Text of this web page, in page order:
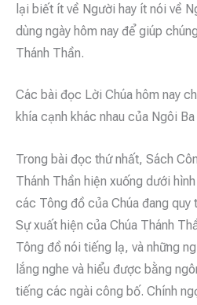
lại biết ít về Người hay ít nói về
dùng ngày hôm nay để giúp
Thánh Thần.
Các bài đọc Lời Chúa hôm nay
khía cạnh khác nhau của Ngôi
Trong bài đọc thứ nhất, Sách
Thánh Thần hiện xuống dưới
các Tông đồ của Chúa đang quy
Sự xuất hiện của Chúa Thánh
Tông đồ nói tiếng lạ, và những
lắng nghe và hiểu được bằng
tiếng các ngài công bố. Chính